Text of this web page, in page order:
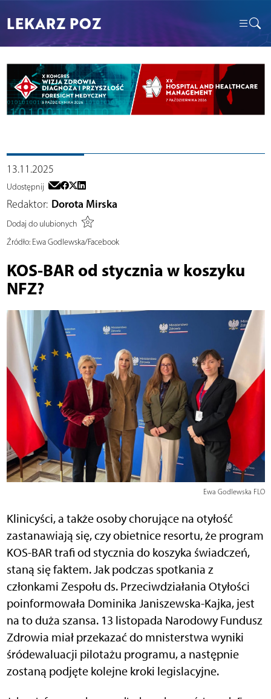
LEKARZ POZ
13.11.2025
Udostępnij
Redaktor: Dorota Mirska
Dodaj do ulubionych
Źródło:Ewa Godlewska/Facebook
KOS-BAR od stycznia w koszyku
NFZ?
Ewa Godlewska FLO
Klinicyści, a także osoby chorujące na otyłość
zastanawiają się, czy obietnice resortu, że program
KOS-BAR trafi od stycznia do koszyka świadczeń,
staną się faktem. Jak podczas spotkania z
członkami Zespołu ds. Przeciwdziałania Otyłości
poinformowała Dominika Janiszewska-Kajka, jest
na to duża szansa. 13 listopada Narodowy Fundusz
Zdrowia miał przekazać do mnisterstwa wyniki
śródewaluacji pilotażu programu, a następnie
zostaną podjęte kolejne kroki legislacyjne.